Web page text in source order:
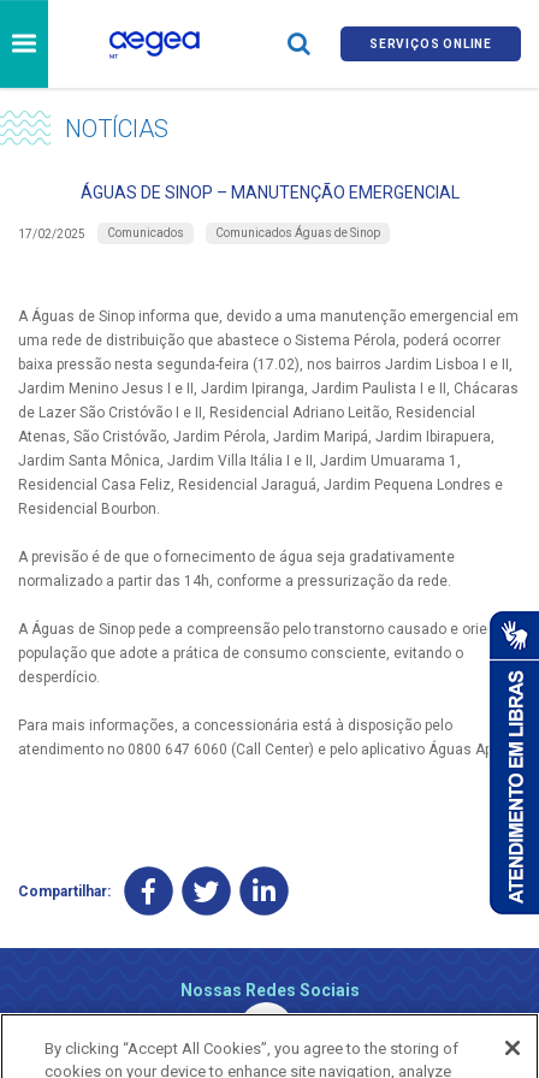
SERVIÇOS ONLINE
NOTÍCIAS
ÁGUAS DE SINOP – MANUTENÇÃO EMERGENCIAL
17/02/2025 Comunicados Comunicados Águas de Sinop
A Águas de Sinop informa que, devido a uma manutenção emergencial em
uma rede de distribuição que abastece o Sistema Pérola, poderá ocorrer
baixa pressão nesta segunda-feira (17.02), nos bairros Jardim Lisboa I e II,
Jardim Menino Jesus I e II, Jardim Ipiranga, Jardim Paulista I e II, Chácaras
de Lazer São Cristóvão I e II, Residencial Adriano Leitão, Residencial
Atenas, São Cristóvão, Jardim Pérola, Jardim Maripá, Jardim Ibirapuera,
Jardim Santa Mônica, Jardim Villa Itália I e II, Jardim Umuarama 1,
Residencial Casa Feliz, Residencial Jaraguá, Jardim Pequena Londres e
Residencial Bourbon.
A previsão é de que o fornecimento de água seja gradativamente
normalizado a partir das 14h, conforme a pressurização da rede.
A Águas de Sinop pede a compreensão pelo transtorno causado e orienta a
população que adote a prática de consumo consciente, evitando o
desperdício.
Para mais informações, a concessionária está à disposição pelo
atendimento no 0800 647 6060 (Call Center) e pelo aplicativo Águas App.
Compartilhar:
Nossas Redes Sociais
By clicking “Accept All Cookies”, you agree to the storing of
cookies on your device to enhance site navigation, analyze